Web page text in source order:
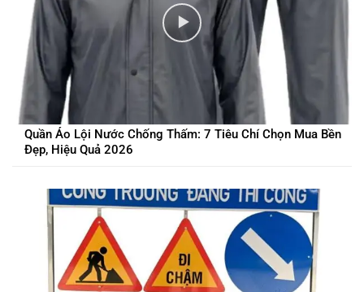
Quần Áo Lội Nước Chống Thấm: 7 Tiêu Chí Chọn Mua Bền
Đẹp, Hiệu Quả 2026